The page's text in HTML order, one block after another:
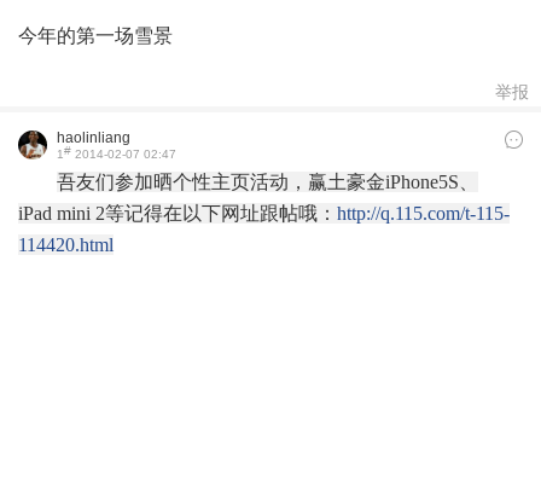
今年的第一场雪景
举报
haolinliang
1# 2014-02-07 02:47
吾友们参加晒个性主页活动，赢土豪金iPhone5S、
iPad mini 2等记得在以下网址跟帖哦： http://q.115.com/t-115-
114420.html